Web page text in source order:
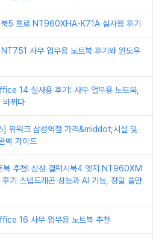
북5 프로 NT960XHA-K71A 실사용 후기
사무 업무용 노트북 후기와 윈도우
14 실사용 후기: 사무 업무용 노트북,
바뀌다
] 위워크 삼성역점 가격&middot;시설 및
벽 가이드
북 추천! 삼성 갤럭시북4 엣지 NT960XM
기 스냅드래곤 성능과 AI 기능, 정말 쓸만
16 사무 업무용 노트북 추천